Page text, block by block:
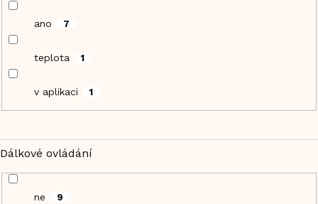
ano 7
teplota 1
v aplikaci 1
Dálkové ovládání
ne 9